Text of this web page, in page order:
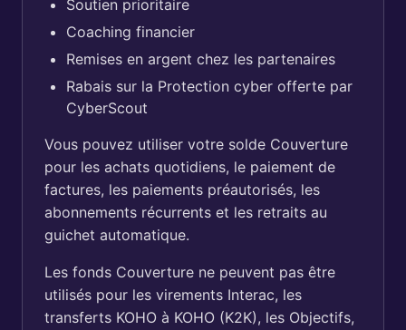
Soutien prioritaire
Coaching financier
Remises en argent chez les partenaires
Rabais sur la Protection cyber offerte par
CyberScout
Vous pouvez utiliser votre solde Couverture
pour les achats quotidiens, le paiement de
factures, les paiements préautorisés, les
abonnements récurrents et les retraits au
guichet automatique.
Les fonds Couverture ne peuvent pas être
utilisés pour les virements Interac, les
transferts KOHO à KOHO (K2K), les Objectifs,